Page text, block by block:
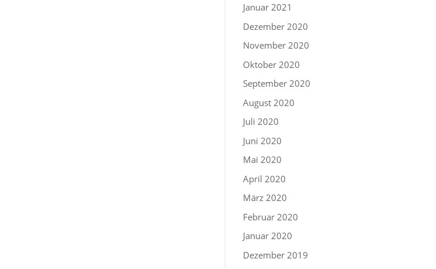
Januar 2021
Dezember 2020
November 2020
Oktober 2020
September 2020
August 2020
Juli 2020
Juni 2020
Mai 2020
April 2020
März 2020
Februar 2020
Januar 2020
Dezember 2019